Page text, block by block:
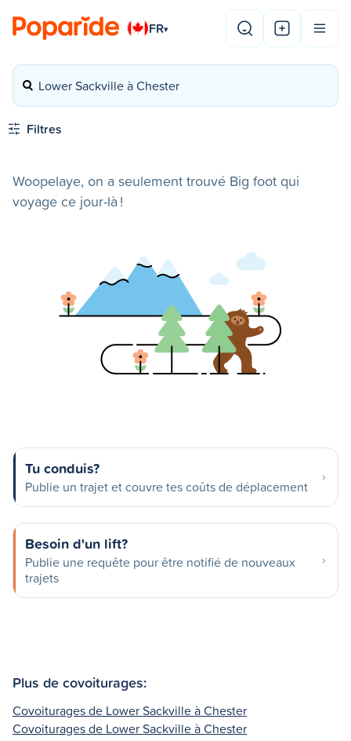
FR▾
Lower Sackville à Chester
Filtres
Woopelaye, on a seulement trouvé Big foot qui
voyage ce jour-là !
Tu conduis?
Publie un trajet et couvre tes coûts de déplacement
Besoin d'un lift?
Publie une requête pour être notifié de nouveaux
trajets
Plus de covoiturages:
Covoiturages de Lower Sackville à Chester
Covoiturages de Lower Sackville à Chester